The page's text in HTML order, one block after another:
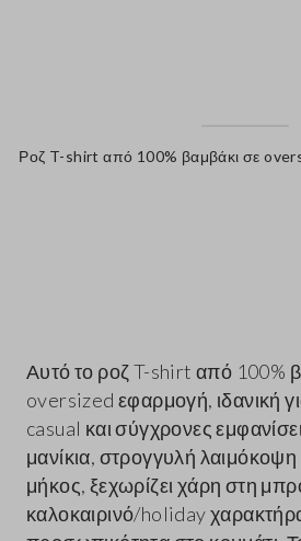
Ροζ T-shirt από 100% βαμβάκι σε
Αυτό το ροζ T-shirt από 100%
oversized εφαρμογή, ιδανική
casual και σύγχρονες
μανίκια, στρογγυλή λαιμόκοψη
μήκος, ξεχωρίζει χάρη στη
καλοκαιρινό/holiday